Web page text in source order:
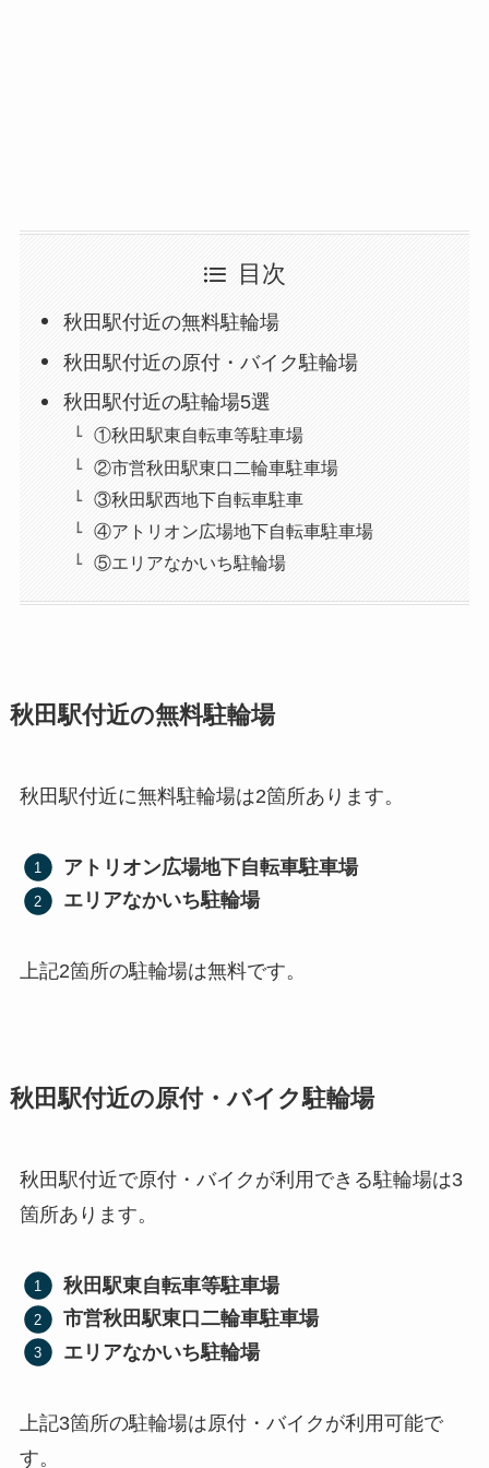
目次
秋田駅付近の無料駐輪場
秋田駅付近の原付・バイク駐輪場
秋田駅付近の駐輪場5選
①秋田駅東自転車等駐車場
②市営秋田駅東口二輪車駐車場
③秋田駅西地下自転車駐車
④アトリオン広場地下自転車駐車場
⑤エリアなかいち駐輪場
秋田駅付近の無料駐輪場
秋田駅付近に無料駐輪場は2箇所あります。
アトリオン広場地下自転車駐車場
エリアなかいち駐輪場
上記2箇所の駐輪場は無料です。
秋田駅付近の原付・バイク駐輪場
秋田駅付近で原付・バイクが利用できる駐輪場は3
箇所あります。
秋田駅東自転車等駐車場
市営秋田駅東口二輪車駐車場
エリアなかいち駐輪場
上記3箇所の駐輪場は原付・バイクが利用可能で
す。